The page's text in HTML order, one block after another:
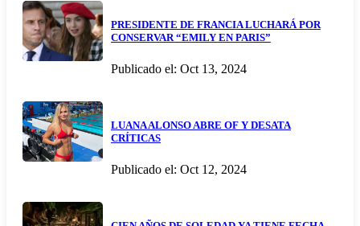
PRESIDENTE DE FRANCIA LUCHARÁ POR
CONSERVAR “EMILY EN PARIS”
Publicado el: Oct 13, 2024
LUANA ALONSO ABRE OF Y DESATA
CRÍTICAS
Publicado el: Oct 12, 2024